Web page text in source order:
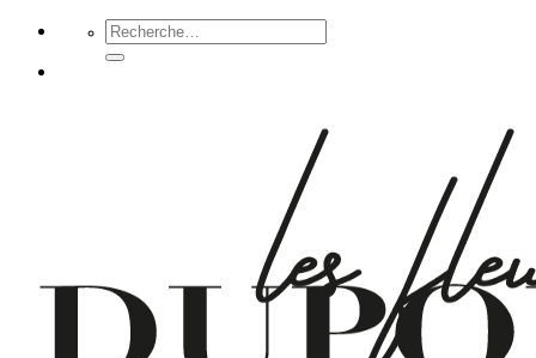
Passer
contenu
Recherche
pour :